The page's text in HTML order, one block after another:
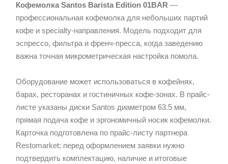
Кофемолка Santos Barista Edition 01BAR —
профессиональная кофемолка для небольших партий
кофе и specialty-направления. Модель подходит для
эспрессо, фильтра и френч-пресса, когда заведению
важна точная микрометрическая настройка помола.
Оборудование может использоваться в кофейнях,
барах, ресторанах и гостиничных кофе-зонах. В прайс-
листе указаны диски Santos диаметром 63.5 мм,
прямая подача кофе и эргономичный носик кофемолки.
Карточка подготовлена по прайс-листу партнера
Restomarket; перед оформлением заявки нужно
подтвердить комплектацию, наличие и итоговые